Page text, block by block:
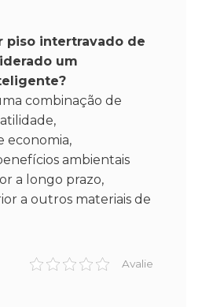
piso intertravado de
um
combinação de
economia,
ambientais
a longo prazo,
a outros materiais de
Avalie